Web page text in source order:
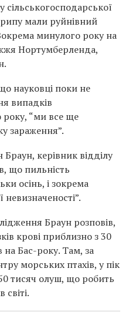
мали руйнівний
минулого року на
Нортумберленда,
науковці поки не
випадків
“ми все ще
зараження”.
керівник відділу
що пильність
осінь, і зокрема
Браун розповів,
крові приблизно з 30
на Бас-року. Там, за
морських птахів, у пік
тисяч олуш, що робить